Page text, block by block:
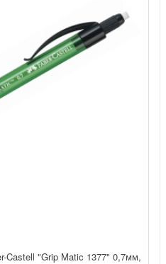
Castell "Grip Matic 1377" 0,7мм,